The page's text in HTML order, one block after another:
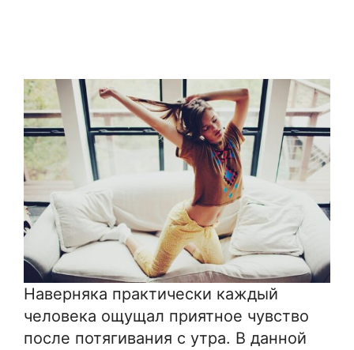
Наверняка практически каждый
человека ощущал приятное чувство
после потягивания с утра. В данной